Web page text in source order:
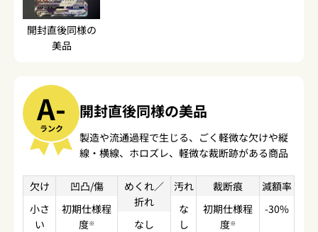
開封直後同様の
美品
A-
ランク
開封直後同様の美品
製造や流通過程で生じる、ごく軽微な欠けや縦
線・横線、ホロズレ、軽微な裁断跡がある商品
欠け
小さ
い
凹凸/傷
初期仕様程
度※
めくれ／
折れ
なし
汚れ
な
し
裁断痕
初期仕様程
度※
減額率
-30%